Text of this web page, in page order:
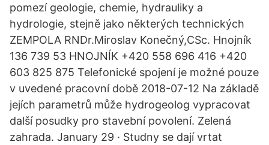
pomezí geologie, chemie, hydrauliky a
hydrologie, stejně jako některých technických
ZEMPOLA RNDr.Miroslav Konečný,CSc. Hnojník
136 739 53 HNOJNÍK +420 558 696 416 +420
603 825 875 Telefonické spojení je možné pouze
v uvedené pracovní době 2018-07-12 Na základě
jejích parametrů může hydrogeolog vypracovat
další posudky pro stavební povolení. Zelená
zahrada. January 29 · Studny se dají vrtat